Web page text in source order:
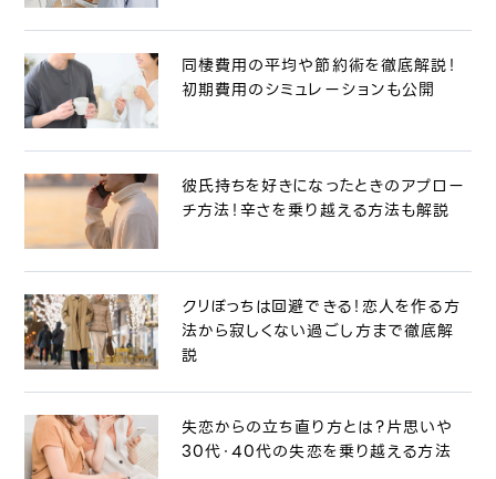
同棲費用の平均や節約術を徹底解説！
初期費用のシミュレーションも公開
彼氏持ちを好きになったときのアプロー
チ方法！辛さを乗り越える方法も解説
クリぼっちは回避できる！恋人を作る方
法から寂しくない過ごし方まで徹底解
説
失恋からの立ち直り方とは？片思いや
30代・40代の失恋を乗り越える方法